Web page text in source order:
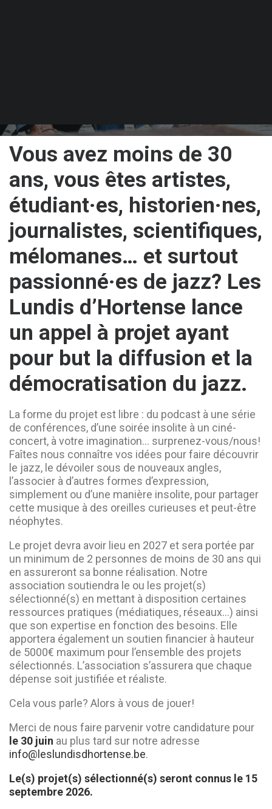
Vous avez moins de 30
ans, vous êtes artistes,
étudiant·es, historien·nes,
journalistes, scientifiques,
mélomanes… et surtout
passionné·es de jazz? Les
Lundis d’Hortense lance
un appel à projet ayant
pour but la diffusion et la
démocratisation du jazz.
La forme du projet est libre : du podcast à une série
de conférences, d’une soirée insolite à un ciné-
concert, à votre imagination… surprenez-vous/nous!
Faîtes nous connaître vos idées pour faire découvrir
le jazz, le dévoiler sous de nouveaux angles,
l’associer à d’autres formes d’expression,
simplement ou d’une manière insolite, pour partager
cette musique à des oreilles curieuses et peut-être
néophytes.
Le projet devra avoir lieu en 2027 et sera portée par
un minimum de 2 personnes de moins de 30 ans qui
en assureront sa bonne réalisation. Notre
association soutiendra le ou les projet(s)
sélectionné(s) en mettant à disposition certaines
ressources pratiques (médiatiques, réseaux…) ainsi
que son expertise en fonction des besoins. Elle
apportera également un soutien financier à hauteur
de 5000€ maximum pour l’ensemble des projets
sélectionnés. L’association s’assurera que chaque
dépense soit justifiée et réaliste.
Cela vous parle? Alors à vous de jouer!
Merci de nous faire parvenir votre candidature pour
le 30 juin au plus tard sur notre adresse
info@leslundisdhortense.be.
Le(s) projet(s) sélectionné(s) seront connus le 15
septembre 2026.